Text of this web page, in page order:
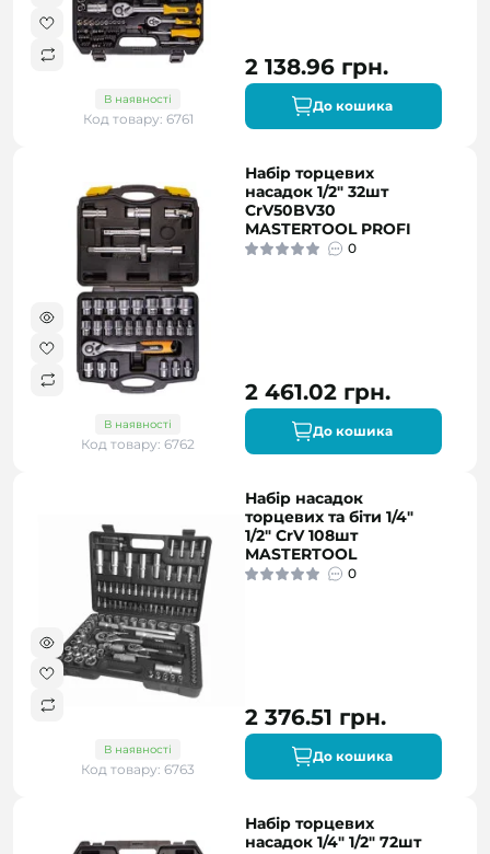
В наявності
Код товару: 6761
2 138.96 грн.
До кошика
В наявності
Код товару: 6762
Набір торцевих
насадок 1/2" 32шт
CrV50BV30
MASTERTOOL PROFI
0
2 461.02 грн.
До кошика
В наявності
Код товару: 6763
Набір насадок
торцевих та біти 1/4"
1/2" CrV 108шт
MASTERTOOL
0
2 376.51 грн.
До кошика
Набір торцевих
насадок 1/4" 1/2" 72шт